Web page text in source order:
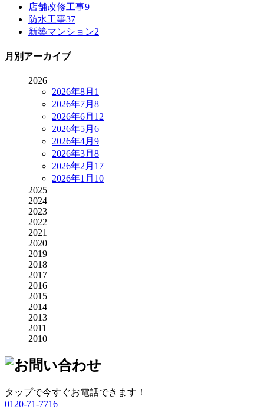
店舗改修工事9
防水工事37
新築マンション2
月別アーカイブ
2026
2026年8月 1
2026年7月 8
2026年6月 12
2026年5月 6
2026年4月 9
2026年3月 8
2026年2月 17
2026年1月 10
2025
2024
2023
2022
2021
2020
2019
2018
2017
2016
2015
2014
2013
2011
2010
タップで今すぐお電話できます！
0120-71-7716